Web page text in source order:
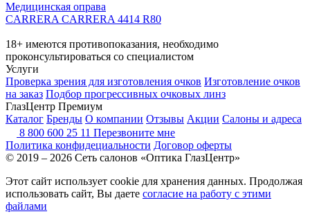
Медицинская оправа
CARRERA CARRERA 4414 R80
18+ имеются противопоказания, необходимо
проконсультироваться со специалистом
Услуги
Проверка зрения для изготовления очков Изготовление очков
на заказ Подбор прогрессивных очковых линз
ГлазЦентр Премиум
Каталог Бренды О компании Отзывы Акции Салоны и адреса
8 800 600 25 11 Перезвоните мне
Политика конфидециальности Договор оферты
© 2019 – 2026 Сеть салонов «Оптика ГлазЦентр»
Этот сайт использует cookie для хранения данных. Продолжая
использовать сайт, Вы даете согласие на работу с этими
файлами